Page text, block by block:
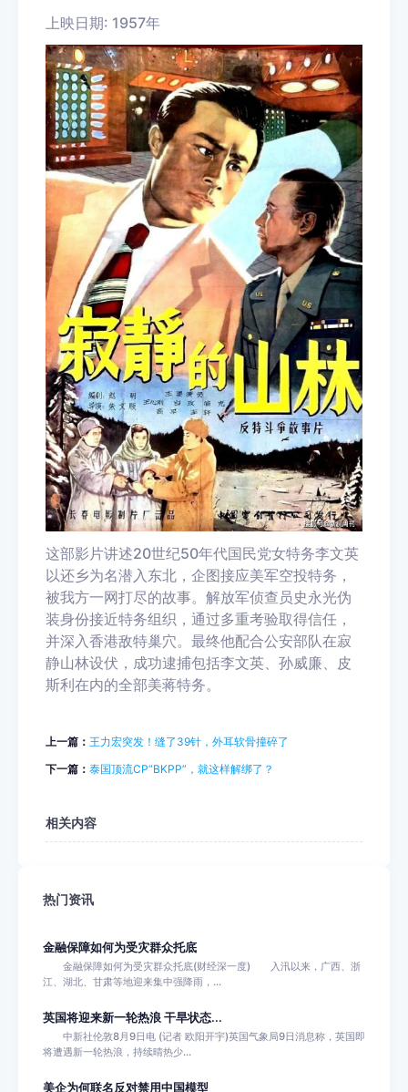
上映日期: 1957年
这部影片讲述20世纪50年代国民党女特务李文英
以还乡为名潜入东北，企图接应美军空投特务，
被我方一网打尽的故事。解放军侦查员史永光伪
装身份接近特务组织，通过多重考验取得信任，
并深入香港敌特巢穴。最终他配合公安部队在寂
静山林设伏，成功逮捕包括李文英、孙威廉、皮
斯利在内的全部美蒋特务。
上一篇： 王力宏突发！缝了39针，外耳软骨撞碎了
下一篇： 泰国顶流CP“BKPP”，就这样解绑了？
相关内容
热门资讯
金融保障如何为受灾群众托底
金融保障如何为受灾群众托底(财经深一度) 入汛以来，广西、浙
江、湖北、甘肃等地迎来集中强降雨，...
英国将迎来新一轮热浪 干旱状态...
中新社伦敦8月9日电 (记者 欧阳开宇)英国气象局9日消息称，英国即
将遭遇新一轮热浪，持续晴热少...
美企为何联名反对禁用中国模型